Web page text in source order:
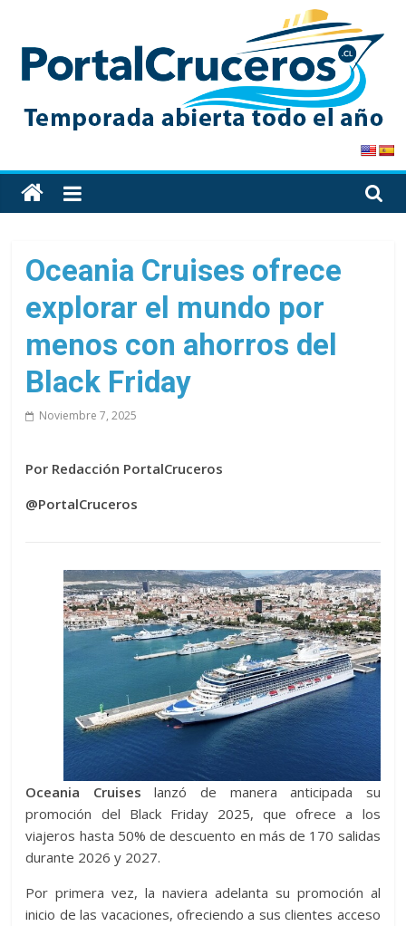
content
PortalCruceros
Toda
la
de
cruceros
en
solo
sitio
Oceania Cruises ofrece
explorar el mundo por
menos con ahorros del
Black Friday
Noviembre 7, 2025
Por Redacción PortalCruceros
@PortalCruceros
Oceania Cruises lanzó de manera anticipada su
promoción del Black Friday 2025, que ofrece a los
viajeros hasta 50% de descuento en más de 170 salidas
durante 2026 y 2027.
Por primera vez, la naviera adelanta su promoción al
inicio de las vacaciones, ofreciendo a sus clientes acceso